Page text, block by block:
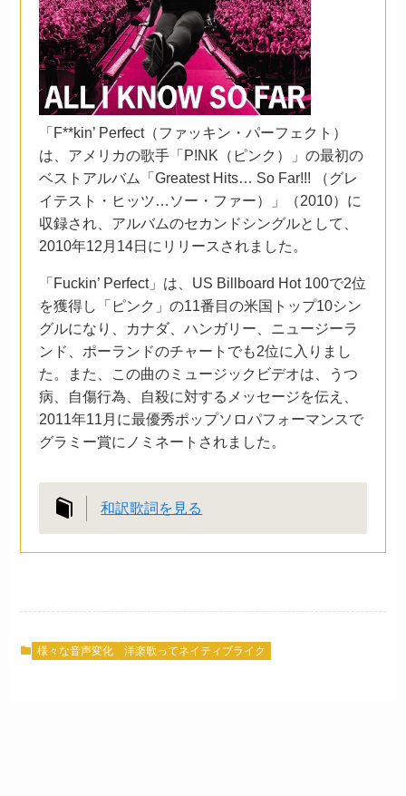
「F**kin’ Perfect（ファッキン・パーフェクト）
は、アメリカの歌手「P!NK（ピンク）」の最初の
ベストアルバム「Greatest Hits… So Far!!! （グレ
イテスト・ヒッツ…ソー・ファー）」（2010）に
収録され、アルバムのセカンドシングルとして、
2010年12月14日にリリースされました。
「Fuckin’ Perfect」は、US Billboard Hot 100で2位
を獲得し「ピンク」の11番目の米国トップ10シン
グルになり、カナダ、ハンガリー、ニュージーラ
ンド、ポーランドのチャートでも2位に入りまし
た。また、この曲のミュージックビデオは、うつ
病、自傷行為、自殺に対するメッセージを伝え、
2011年11月に最優秀ポップソロパフォーマンスで
グラミー賞にノミネートされました。
和訳歌詞を見る
様々な音声変化 洋楽歌ってネイティブライク